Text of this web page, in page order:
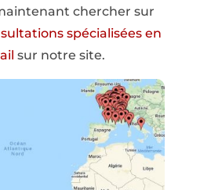
chercher sur
spécialisées en
sur notre site.